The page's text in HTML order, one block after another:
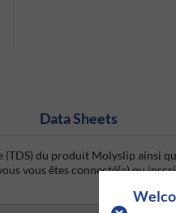
Data Sheets
du produit Molyslip ainsi
vous êtes connecté(e) ou